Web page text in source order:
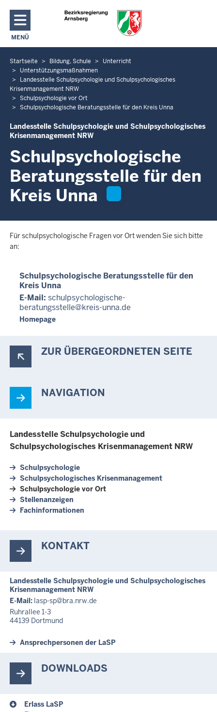
Direkt zum Inhalt
MENÜ
NAVIGATION AKTIVIEREN/DEAKTIVIEREN: HAUPTMENÜ
S
e
b
e
f
i
n
d
e
n
c
h
h
Startseite Bildung, Schule
Unterricht
Unterstützungsmaßnahmen
Landesstelle Schulpsychologie und Schulpsychologisches
Krisenmanagement NRW
Schulpsychologie vor Ort
Schulpsychologische Beratungsstelle für den Kreis Unna
Landesstelle Schulpsychologie und Schulpsychologisches
Krisenmanagement NRW
Schulpsychologische
Beratungsstelle für den
Kreis Unna
Für schulpsychologische Fragen vor Ort wenden Sie sich bitte
an:
Schulpsychologische Beratungsstelle für den
Kreis Unna
E-Mail: schulpsychologische-
beratungsstelle@kreis-unna.de
Homepage
ZUR ÜBERGEORDNETEN SEITE
NAVIGATION
Landesstelle Schulpsychologie und
Schulpsychologisches Krisenmanagement NRW
Schulpsychologie
Schulpsychologisches Krisenmanagement
Schulpsychologie vor Ort
Stellenanzeigen
Fachinformationen
KONTAKT
Landesstelle Schulpsychologie und Schulpsychologisches
Krisenmanagement NRW
E-Mail: lasp-sp@bra.nrw.de
Ruhrallee 1-3
44139 Dortmund
Ansprechpersonen der LaSP
DOWNLOADS
Erlass LaSP